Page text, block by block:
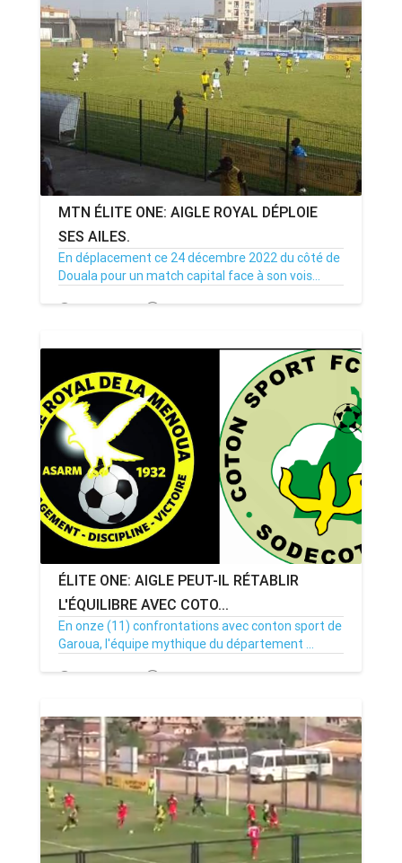
MTN ÉLITE ONE: AIGLE ROYAL DÉPLOIE
SES AILES.
En déplacement ce 24 décembre 2022 du côté de
Douala pour un match capital face à son vois...
24/12/22 Par MenouActu 0
ÉLITE ONE: AIGLE PEUT-IL RÉTABLIR
L'ÉQUILIBRE AVEC COTO...
En onze (11) confrontations avec conton sport de
Garoua, l'équipe mythique du département ...
19/12/22 Par MenouActu 0